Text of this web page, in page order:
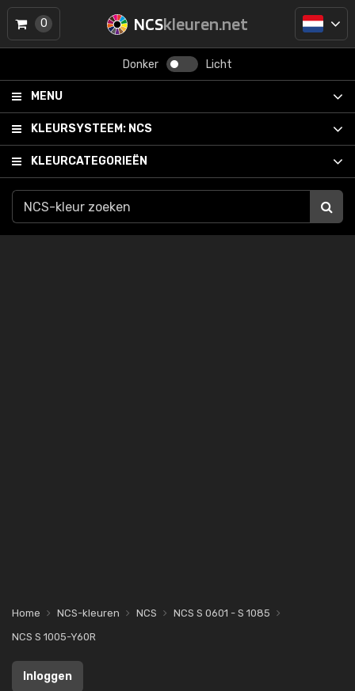
NCSkleuren.net
Donker Licht
MENU
KLEURSYSTEEM: NCS
KLEURCATEGORIEËN
0
Home NCS-kleuren NCS
NCS S 0601 - S 1085
NCS S 1005-Y60R
Inloggen